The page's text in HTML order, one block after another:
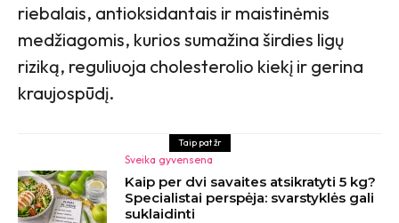
riebalais, antioksidantais ir maistinėmis
medžiagomis, kurios sumažina širdies ligų
riziką, reguliuoja cholesterolio kiekį ir gerina
kraujospūdį.
Taip pat žr
Sveika gyvensena
Kaip per dvi savaites atsikratyti 5 kg?
Specialistai perspėja: svarstyklės gali
suklaidinti